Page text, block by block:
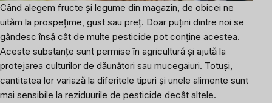
Când alegem fructe și legume din magazin, de obicei ne
uităm la prospețime, gust sau preț. Doar puțini dintre noi se
gândesc însă cât de multe pesticide pot conține acestea.
Aceste substanțe sunt permise în agricultură și ajută la
protejarea culturilor de dăunători sau mucegaiuri. Totuși,
cantitatea lor variază la diferitele tipuri și unele alimente sunt
mai sensibile la reziduurile de pesticide decât altele.